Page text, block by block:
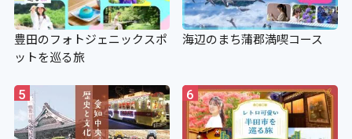
豊田のフォトジェニックスポ
ットを巡る旅
海辺のまち蒲郡満喫コース
5 6